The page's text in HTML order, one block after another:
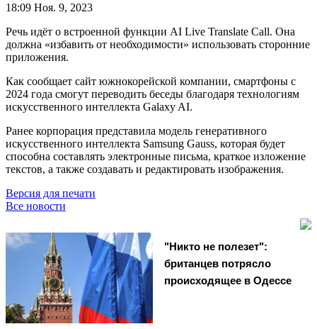
18:09 Ноя. 9, 2023
Речь идёт о встроенной функции AI Live Translate Call. Она
должна «избавить от необходимости» использовать сторонние
приложения.
Как сообщает сайт южнокорейской компании, смартфоны с
2024 года смогут переводить беседы благодаря технологиям
искусственного интеллекта Galaxy AI.
Ранее корпорация представила модель генеративного
искусственного интеллекта Samsung Gauss, которая будет
способна составлять электронные письма, краткое изложение
текстов, а также создавать и редактировать изображения.
Версия для печати
Все новости
"Никто не полезет":
британцев потрясло
происходящее в Одессе